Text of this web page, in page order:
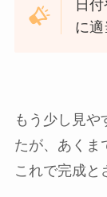
日
に適
もう少し見や
たが、あくま
これで完成と